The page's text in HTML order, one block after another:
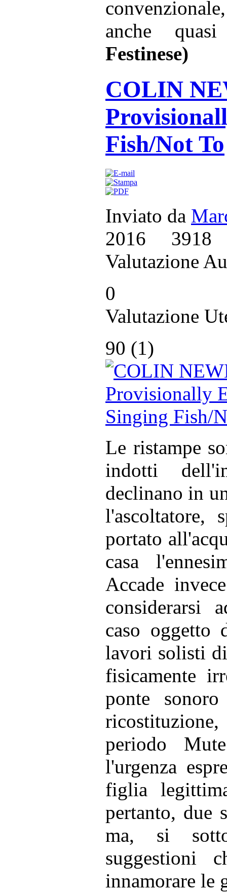
anche
Festinese)
COLIN
Fish/Not To
Inviato da
2016 3918
Valutazione
0
Valutazione
90 (1)
Le ristampe
indotti
declinano in
l'ascoltatore,
portato
casa
Accade
considerarsi
caso oggetto
lavori solisti
fisicamente
ponte
periodo
l'urgenza
figlia
pertanto, due
ma, si
suggestioni
innamorare le